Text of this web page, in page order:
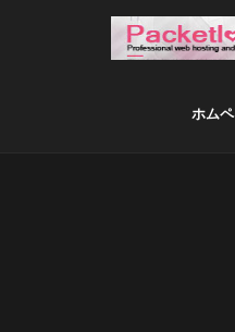
ホムペ